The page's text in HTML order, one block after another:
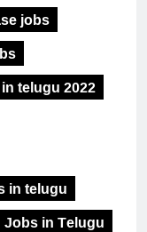
jobs
telugu 2022
in telugu
Jobs in Telugu